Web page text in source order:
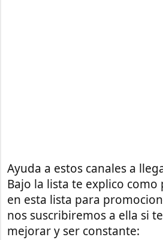
Ayuda a estos canales a
Bajo la lista te explico como
en esta lista para
nos suscribiremos a ella si
mejorar y ser constante: